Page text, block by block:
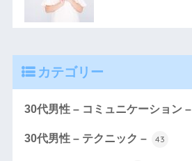
カテゴリー
30代男性 – コミュニケーション –
30代男性 – テクニック – 43